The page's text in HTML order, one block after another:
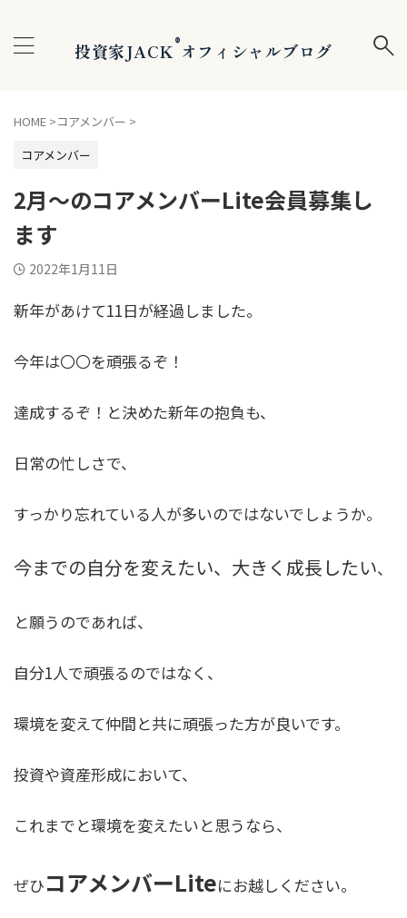
投資家JACK®オフィシャルブログ
HOME >コアメンバー >
コアメンバー
2月〜のコアメンバーLite会員募集し
ます
2022年1月11日
新年があけて11日が経過しました。
今年は〇〇を頑張るぞ！
達成するぞ！と決めた新年の抱負も、
日常の忙しさで、
すっかり忘れている人が多いのではないでしょうか。
今までの自分を変えたい、大きく成長したい、
と願うのであれば、
自分1人で頑張るのではなく、
環境を変えて仲間と共に頑張った方が良いです。
投資や資産形成において、
これまでと環境を変えたいと思うなら、
ぜひコアメンバーLiteにお越しください。